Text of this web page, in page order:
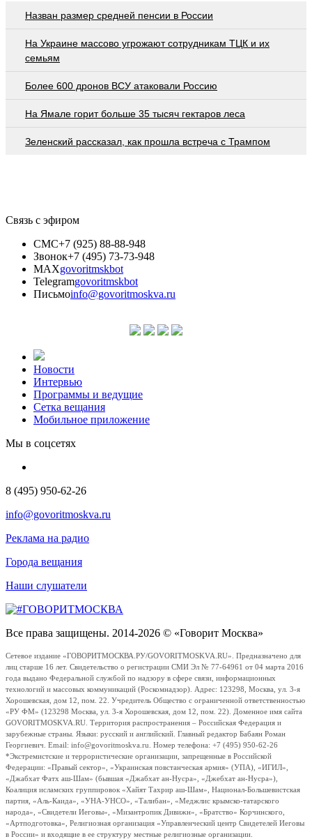
Назван размер средней пенсии в России
На Украине массово угрожают сотрудникам ТЦК и их
семьям
Более 600 дронов ВСУ атаковали Россию
На Ямале горит больше 35 тысяч гектаров леса
Зеленский рассказал, как прошла встреча с Трампом
Связь с эфиром
СМС+7 (925) 88-88-948
Звонок+7 (495) 73-73-948
MAXgovoritmskbot
Telegramgovoritmskbot
Письмоinfo@govoritmoskva.ru
Новости
Интервью
Программы и ведущие
Сетка вещания
Мобильное приложение
Мы в соцсетях
8 (495) 950-62-26
info@govoritmoskva.ru
Реклама на радио
Города вещания
Наши слушатели
Все права защищены. 2014-2026 © «Говорит Москва»
Сетевое издание «ГОВОРИТМОСКВА.РУ/GOVORITMOSKVA.RU». Предназначено для
лиц старше 16 лет. Свидетельство о регистрации СМИ Эл № 77-64961 от 04 марта 2016
года выдано Федеральной службой по надзору в сфере связи, информационных
технологий и массовых коммуникаций (Роскомнадзор). Адрес: 123298, Москва, ул. 3-я
Хорошевская, дом 12, пом. 22. Учредитель Общество с ограниченной ответственностью
«РУ ФМ» (123298 Москва, ул. 3-я Хорошевская, дом 12, пом. 22). Доменное имя сайта
GOVORITMOSKVA.RU. Территория распространения – Российская Федерация и
зарубежные страны. Языки: русский и английский. Главный редактор Бабаян Роман
Георгиевич. Email: info@govoritmoskva.ru. Номер телефона: +7 (495) 950-62-26
*Экстремистские и террористические организации, запрещенные в Российской
Федерации: «Правый сектор», «Украинская повстанческая армия» (УПА), «ИГИЛ»,
«Джабхат Фатх аш-Шам» (бывшая «Джабхат ан-Нусра», «Джебхат ан-Нусра»),
Коалиция исламских группировок «Хайят Тахрир аш-Шам», Национал-Большевистская
партия, «Аль-Каида», «УНА-УНСО», «Талибан», «Меджлис крымско-татарского
народа», «Свидетели Иеговы», «Мизантропик Дивижн», «Братство» Корчинского,
«Артподготовка», Религиозная организация «Управленческий центр Свидетелей Иеговы
в России» и входящие в ее структуру местные религиозные организации.